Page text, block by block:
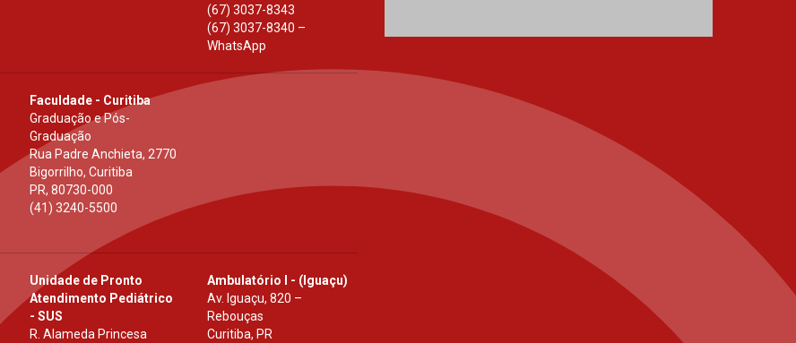
(67) 3037-8343
(67) 3037-8340 –
WhatsApp
Faculdade - Curitiba
Graduação e Pós-
Graduação
Rua Padre Anchieta, 2770
Bigorrilho, Curitiba
PR, 80730-000
(41) 3240-5500
Unidade de Pronto
Atendimento Pediátrico
- SUS
R. Alameda Princesa
Ambulatório I - (Iguaçu)
Av. Iguaçu, 820 –
Rebouças
Curitiba, PR